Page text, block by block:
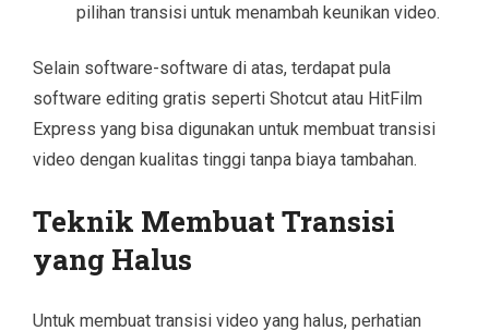
pilihan transisi untuk menambah keunikan video.
Selain software-software di atas, terdapat pula
software editing gratis seperti Shotcut atau HitFilm
Express yang bisa digunakan untuk membuat transisi
video dengan kualitas tinggi tanpa biaya tambahan.
Teknik Membuat Transisi
yang Halus
Untuk membuat transisi video yang halus, perhatian